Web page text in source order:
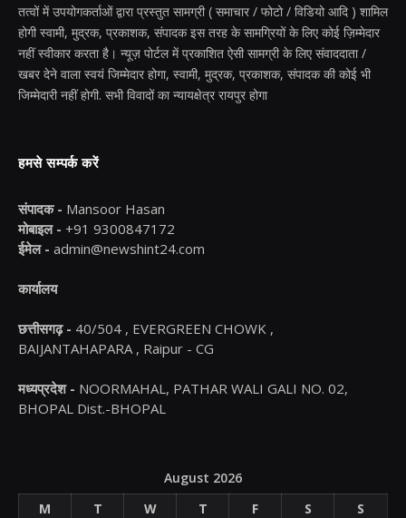
तत्वों में उपयोगकर्ताओं द्वारा प्रस्तुत सामग्री ( समाचार / फोटो / विडियो आदि ) शामिल
होगी स्वामी, मुद्रक, प्रकाशक, संपादक इस तरह के सामग्रियों के लिए कोई ज़िम्मेदार
नहीं स्वीकार करता है। न्यूज़ पोर्टल में प्रकाशित ऐसी सामग्री के लिए संवाददाता /
खबर देने वाला स्वयं जिम्मेदार होगा, स्वामी, मुद्रक, प्रकाशक, संपादक की कोई भी
जिम्मेदारी नहीं होगी. सभी विवादों का न्यायक्षेत्र रायपुर होगा
हमसे सम्पर्क करें
संपादक - Mansoor Hasan
मोबाइल - +91 9300847172
ईमेल - admin@newshint24.com
कार्यालय
छत्तीसगढ़ - 40/504 , EVERGREEN CHOWK ,
BAIJANTAHAPARA , Raipur - CG
मध्यप्रदेश - NOORMAHAL, PATHAR WALI GALI NO. 02,
BHOPAL Dist.-BHOPAL
August 2026
M
T W T F S
S